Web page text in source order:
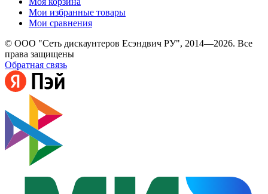
Мои избранные товары
Мои сравнения
© ООО "Сеть дискаунтеров Есэндвич РУ", 2014—2026. Все
права защищены
Обратная связь